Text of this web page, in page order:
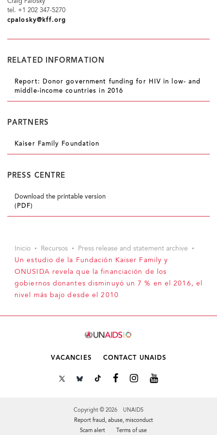
Craig Palosky
tel. +1 202 347-5270
cpalosky@kff.org
RELATED INFORMATION
Report: Donor government funding for HIV in low- and
middle-income countries in 2016
PARTNERS
Kaiser Family Foundation
PRESS CENTRE
Download the printable version
(PDF)
Inicio Recursos
Press release and statement archive
Un estudio de la Fundación Kaiser Family y
ONUSIDA revela que la financiación de los
gobiernos donantes disminuyó un 7 % en el 2016, el
nivel más bajo desde el 2010
VACANCIES CONTACT UNAIDS
Copyright © 2026 UNAIDS
Report fraud, abuse, misconduct
Scam alert
Terms of use